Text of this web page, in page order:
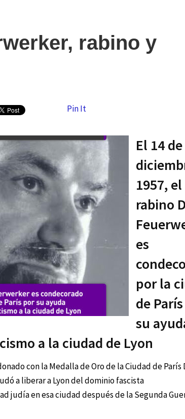
rabino y
Pin It
El 14 de
1957, el
rabino
es
por la
de
su
a la ciudad de Lyon
con la Medalla de Oro de la Ciudad de París
a liberar a Lyon del dominio fascista
judía en esa ciudad después de la Segunda